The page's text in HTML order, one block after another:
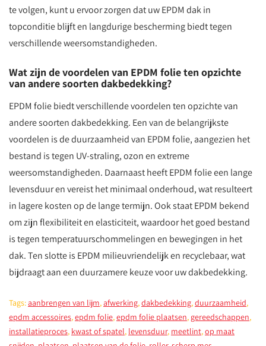
te volgen, kunt u ervoor zorgen dat uw EPDM dak in
topconditie blijft en langdurige bescherming biedt tegen
verschillende weersomstandigheden.
Wat zijn de voordelen van EPDM folie ten opzichte
van andere soorten dakbedekking?
EPDM folie biedt verschillende voordelen ten opzichte van
andere soorten dakbedekking. Een van de belangrijkste
voordelen is de duurzaamheid van EPDM folie, aangezien het
bestand is tegen UV-straling, ozon en extreme
weersomstandigheden. Daarnaast heeft EPDM folie een lange
levensduur en vereist het minimaal onderhoud, wat resulteert
in lagere kosten op de lange termijn. Ook staat EPDM bekend
om zijn flexibiliteit en elasticiteit, waardoor het goed bestand
is tegen temperatuurschommelingen en bewegingen in het
dak. Ten slotte is EPDM milieuvriendelijk en recyclebaar, wat
bijdraagt aan een duurzamere keuze voor uw dakbedekking.
Tags:aanbrengen van lijm,afwerking,dakbedekking,duurzaamheid,
epdm accessoires,epdm folie,epdm folie plaatsen, gereedschappen,
installatieproces, kwast of spatel, levensduur, meetlint,op maat